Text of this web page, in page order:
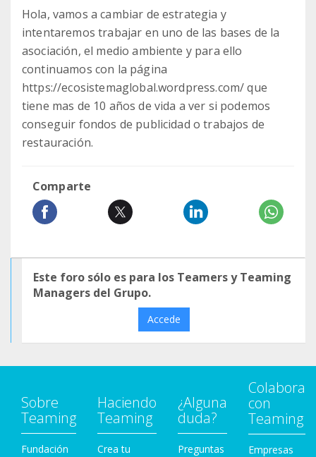
Hola, vamos a cambiar de estrategia y
intentaremos trabajar en uno de las bases de la
asociación, el medio ambiente y para ello
continuamos con la página
https://ecosistemaglobal.wordpress.com/ que
tiene mas de 10 años de vida a ver si podemos
conseguir fondos de publicidad o trabajos de
restauración.
Comparte
Este foro sólo es para los Teamers y Teaming
Managers del Grupo.
Accede
Sobre
Teaming
Fundación
Haciendo
Teaming
Crea tu
¿Alguna
duda?
Preguntas
Colabora
con
Teaming
Empresas